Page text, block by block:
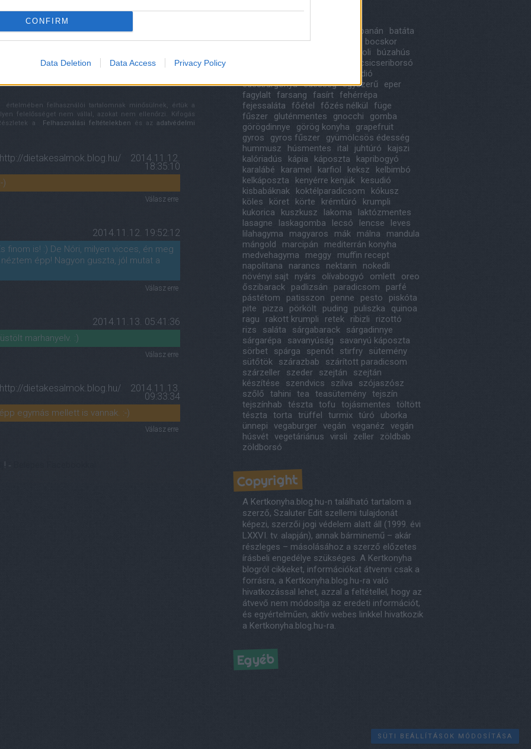
CONFIRM
Data Deletion Data Access Privacy Policy
id/6868985
értelmében felhasználói tartalomnak minősülnek, értük a
felelősséget nem vállal, azokat nem ellenőrzi. Kifogás
a
Felhasználási feltételekben és az adatvédelmi
http://dietakesalmok.blog.hu/ 2014.11.12.
18:35:10
)
Válasz erre
2014.11.12. 19:52:12
finom is! :) De Nóri, milyen vicces, én meg
épp! Nagyon guszta, jól mutat a
Válasz erre
2014.11.13. 05:41:36
marhanyelv. :)
Válasz erre
http://dietakesalmok.blog.hu/ 2014.11.13.
09:33:34
egymás mellett is vannak. :-)
Válasz erre
! ‐
Címkék
banán
batáta
bazsalikom birs
bocskor
brokkoli
búzahús
csicseriborsó
dió
édesburgonya édesség egyszerű
eper
fagylalt farsang fasírt fehérrépa
fejessaláta
főétel főzés nélkül
füge
fűszer
gluténmentes gnocchi
gomba
görögdinnye
görög konyha
grapefruit
gyros
gyros fűszer
gyümölcsös édesség
hummusz
húsmentes ital juhtúró
kajszi
kalóriadús
kápia káposzta
kapribogyó
karalábé
karamel karfiol keksz
kelbimbó
kelkáposzta
kenyérre kenjük
kesudió
kisbabáknak
koktélparadicsom
kókusz
köles
köret körte krémtúró
krumpli
kukorica
kuszkusz lakoma
laktózmentes
lasagne
laskagomba lecsó lencse
leves
lilahagyma
magyaros mák málna
mandula
mángold
marcipán
mediterrán konyha
medvehagyma
meggy
muffin recept
napolitana
narancs nektarin
nokedli
növényi sajt
nyárs olívabogyó omlett
oreo
őszibarack
padlizsán paradicsom
parfé
pástétom
patisszon penne pesto
piskóta
pite
pizza pörkölt puding puliszka
quinoa
ragu
rakott krumpli retek ribizli
rizottó
rizs
saláta sárgabarack
sárgadinnye
sárgarépa
savanyúság
savanyú káposzta
sörbet
spárga spenót stirfry
sütemény
sütőtök
szárazbab
szárított paradicsom
szárzeller
szeder szejtán
szejtán
készítése
szendvics szilva
szójaszósz
szőlő
tahini tea teasütemény tejszín
tejszínhab
tészta tofu tojásmentes
töltött
tészta
torta trüffel turmix túró
uborka
ünnepi
vegaburger vegán veganéz
vegán
húsvét vegetáriánus virsli zeller
zöldbab
zöldborsó
Copyright
A Kertkonyha.blog.hu-n található tartalom a
szerző, Szaluter Edit szellemi tulajdonát
képezi, szerzői jogi védelem alatt áll (1999. évi
LXXVI. tv. alapján), annak bárminemű – akár
részleges – másolásához a szerző előzetes
írásbeli engedélye szükséges. A Kertkonyha
blogról cikkeket, információkat átvenni csak a
forrásra, a Kertkonyha.blog.hu-ra való
hivatkozással lehet, azzal a feltétellel, hogy az
átvevő nem módosítja az eredeti információt,
és egyértelműen, aktív webes linkkel hivatkozik
a Kertkonyha.blog.hu-ra.
Egyéb
SÜTI BEÁLLÍTÁSOK MÓDOSÍTÁSA